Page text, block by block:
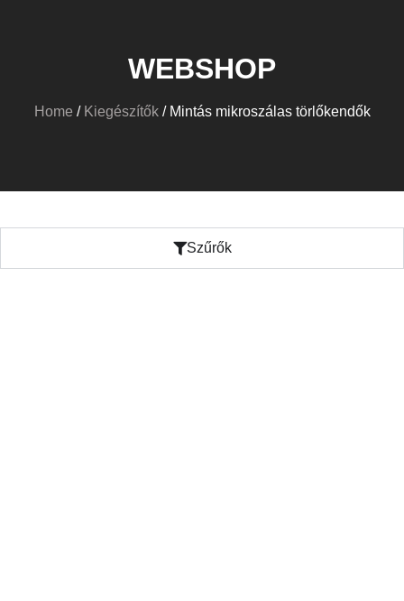
WEBSHOP
Home / Kiegészítők/ Mintás mikroszálas törlőkendők
Szűrők